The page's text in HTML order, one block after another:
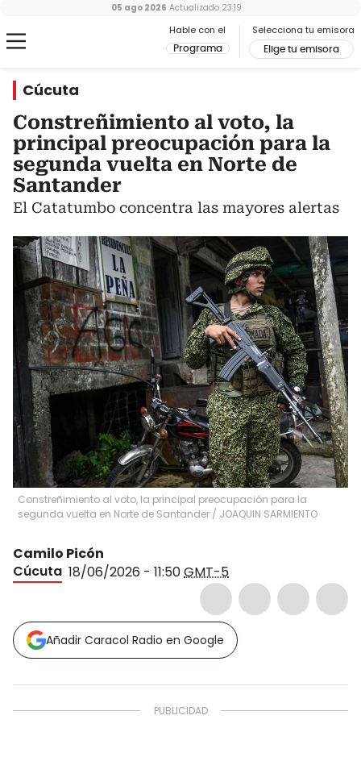
Hable con el
Programa
Selecciona tu emisora
Elige tu emisora
05 ago 2026 Actualizado 23:19
Cúcuta
Constreñimiento al voto, la
principal preocupación para la
segunda vuelta en Norte de
Santander
El Catatumbo concentra las mayores alertas
Constreñimiento al voto, la principal preocupación para la
segunda vuelta en Norte de Santander / JOAQUIN SARMIENTO
Camilo Picón
Cúcuta 18/06/2026 - 11:50GMT-5
Añadir Caracol Radio en Google